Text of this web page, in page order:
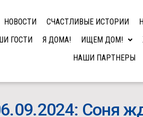
НОВОСТИ СЧАСТЛИВЫЕ ИСТОРИИ
ГОСТИ
Я ДОМА! ИЩЕМ ДОМ!
НАШИ ПАРТНЕРЫ
Соня